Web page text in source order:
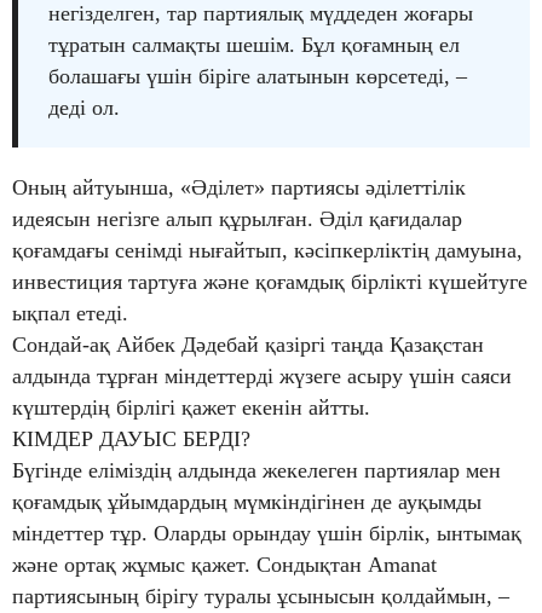
негізделген, тар партиялық мүддеден жоғары
тұратын салмақты шешім. Бұл қоғамның ел
болашағы үшін біріге алатынын көрсетеді, –
деді ол.
Оның айтуынша, «Әділет» партиясы әділеттілік
идеясын негізге алып құрылған. Әділ қағидалар
қоғамдағы сенімді нығайтып, кәсіпкерліктің дамуына,
инвестиция тартуға және қоғамдық бірлікті күшейтуге
ықпал етеді.
Сондай-ақ Айбек Дәдебай қазіргі таңда Қазақстан
алдында тұрған міндеттерді жүзеге асыру үшін саяси
күштердің бірлігі қажет екенін айтты.
КІМДЕР ДАУЫС БЕРДІ?
Бүгінде еліміздің алдында жекелеген партиялар мен
қоғамдық ұйымдардың мүмкіндігінен де ауқымды
міндеттер тұр. Оларды орындау үшін бірлік, ынтымақ
және ортақ жұмыс қажет. Сондықтан Amanat
партиясының бірігу туралы ұсынысын қолдаймын, –